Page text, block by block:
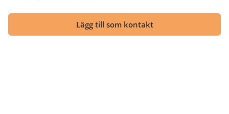
Lägg till som kontakt